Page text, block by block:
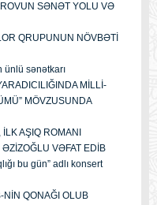
SƏNƏT YOLU VƏ
QRUPUNUN NÖVBƏTİ
ünlü sənətkarı
MİLLİ-
MÖVZUSUNDA
AŞIQ ROMANI
VƏFAT EDİB
bu gün” adlı konsert
QONAĞI OLUB